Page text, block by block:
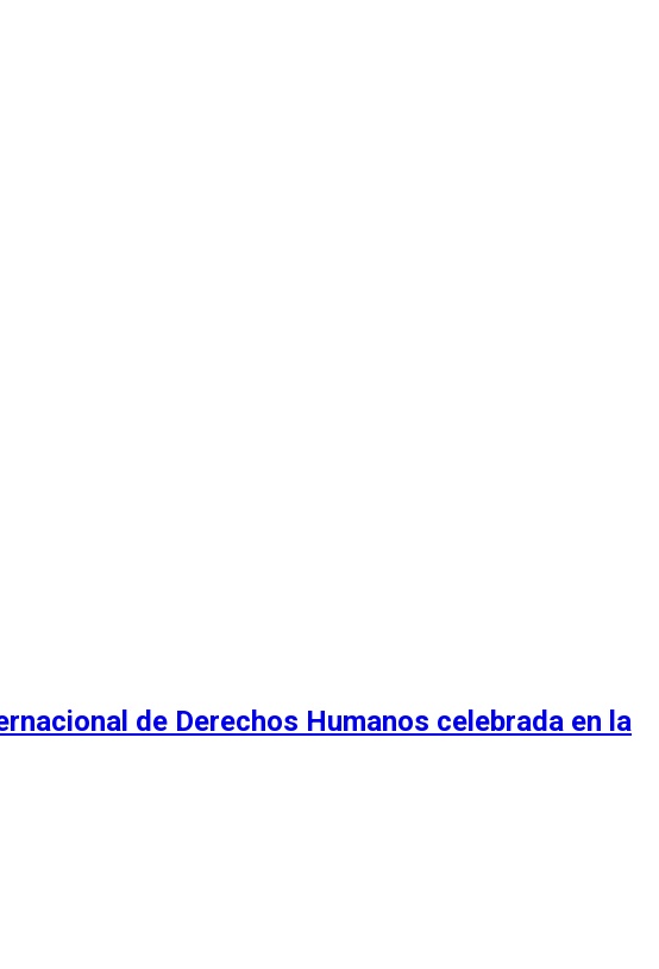
de Derechos Humanos celebrada en la